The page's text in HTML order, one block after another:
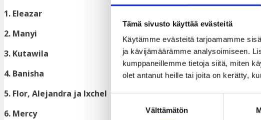
Tämä sivusto käyttää evästeitä
Käytämme evästeitä tarjoamamme
ja kävijämäärämme analysoimiseen.
kumppaneillemme tietoja siitä, miten
olet antanut heille tai joita on kerätty,
Välttämätön
1. Eleazar
2. Manyi
3. Kutawila
4. Banisha
5. Flor, Alejandra ja Ixchel
6. Mercy